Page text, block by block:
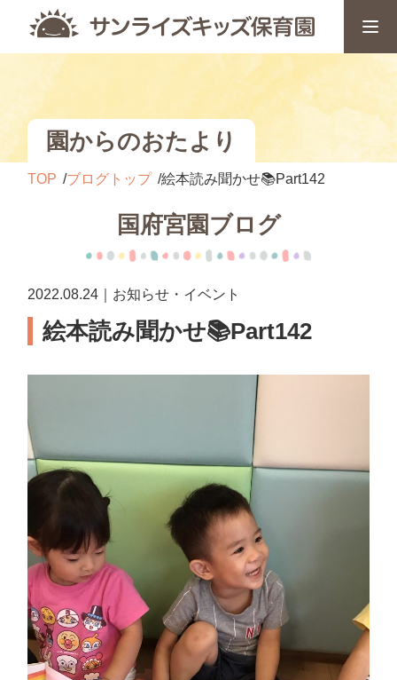
園からのおたより
TOP ブログトップ 絵本読み聞かせ📚Part142
国府宮園ブログ
2022.08.24｜お知らせ・イベント
絵本読み聞かせ📚Part142